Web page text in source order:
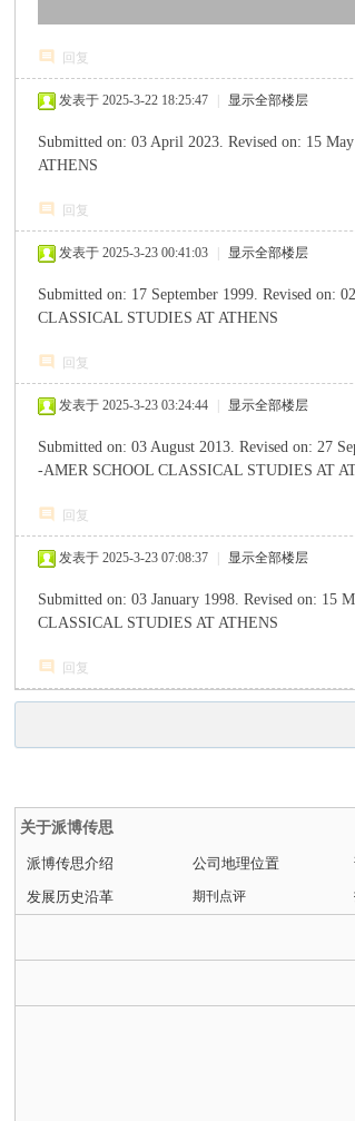
回复
发表于 2025-3-22 18:25:47 显示全部楼层
Submitted on: 03 April 2023.Revised on: 15
ATHENS
回复
发表于 2025-3-23 00:41:03 显示全部楼层
Submitted on: 17 September 1999.Revised on:
CLASSICAL STUDIES AT ATHENS
回复
发表于 2025-3-23 03:24:44 显示全部楼层
Submitted on: 03 August 2013.Revised on: 27
-AMER SCHOOL CLASSICAL STUDIES AT
回复
发表于 2025-3-23 07:08:37 显示全部楼层
Submitted on: 03 January 1998.Revised on: 15
CLASSICAL STUDIES AT ATHENS
回复
关于派博传思
派博传思介绍 公司地理位置
发展历史沿革 期刊点评